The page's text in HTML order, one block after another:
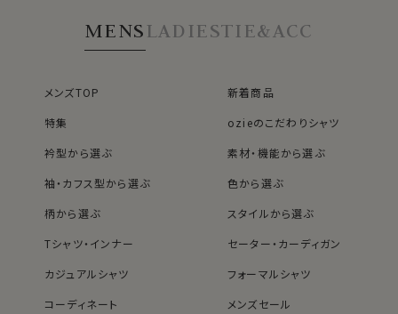
ンカラー＆ボタンダウン
ジネスに、ストレッチ性があるのでゴルフやスポーツに、
ャツです。
▲写真着用モデルの寸法/cm (Lサイズ着用)
身長：180 / B：101 /W：77 /裄丈：84
30413
MENSLADIESTIE&ACC
メンズTOP
新着商品
特集
ozieのこだわりシャツ
衿型から選ぶ
素材・機能から選ぶ
袖・カフス型から選ぶ
色から選ぶ
柄から選ぶ
スタイルから選ぶ
Tシャツ・インナー
セーター・カーディガン
カジュアルシャツ
フォーマルシャツ
コーディネート
メンズセール